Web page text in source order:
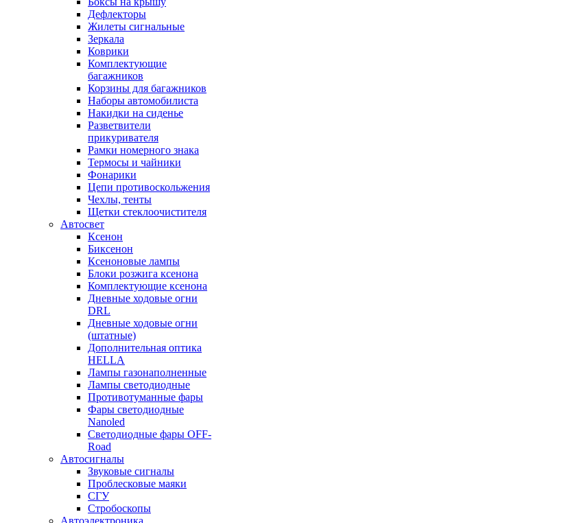
Дефлекторы
Жилеты сигнальные
Зеркала
Коврики
Комплектующие
багажников
Корзины для багажников
Наборы автомобилиста
Накидки на сиденье
Разветвители
прикуривателя
Рамки номерного знака
Термосы и чайники
Фонарики
Цепи противоскольжения
Чехлы, тенты
Щетки стеклоочистителя
Автосвет
Ксенон
Биксенон
Ксеноновые лампы
Блоки розжига ксенона
Комплектующие ксенона
Дневные ходовые огни
DRL
Дневные ходовые огни
(штатные)
Дополнительная оптика
HELLA
Лампы газонаполненные
Лампы светодиодные
Противотуманные фары
Фары светодиодные
Nanoled
Светодиодные фары OFF-
Road
Автосигналы
Звуковые сигналы
Проблесковые маяки
СГУ
Стробоскопы
Автоэлектроника